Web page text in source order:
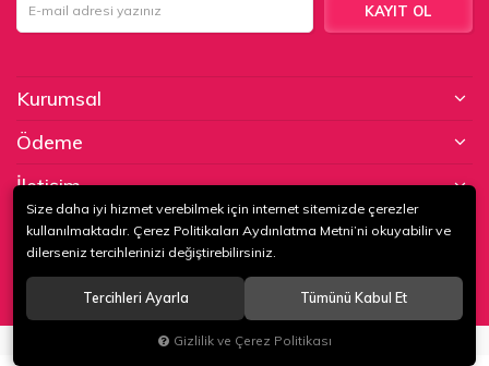
KAYIT OL
Kurumsal
Ödeme
İletişim
© 2020KAPTAN KUNDURA DERİ MAMÜLLERİ KONF. TİC. VE SAN. LTD.
ŞTİ. Tüm hakları saklıdır.
Yeni Nesil E-Ticaret Sistemleri ile Hazırlanmıştır.
Size daha iyi hizmet verebilmek için internet sitemizde çerezler
kullanılmaktadır. Çerez Politikaları Aydınlatma Metni’ni okuyabilir ve
dilerseniz tercihlerinizi değiştirebilirsiniz.
Tercihleri Ayarla Tümünü Kabul Et
Gizlilik ve Çerez Politikası